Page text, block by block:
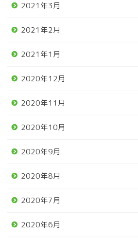
2021年3月
2021年2月
2021年1月
2020年12月
2020年11月
2020年10月
2020年9月
2020年8月
2020年7月
2020年6月